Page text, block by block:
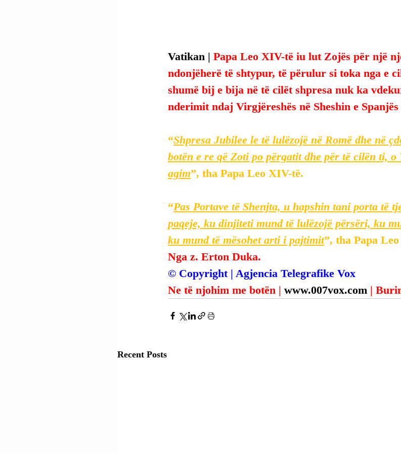
Vatikan | Papa Leo XIV-të iu lut Zojës për një
ndonjëherë të shtypur, të përulur si toka nga e
shumë bij e bija në të cilët shpresa nuk ka
nderimit ndaj Virgjëreshës në Sheshin e Spanjës
“Shpresa Jubilee le të lulëzojë në Romë dhe në
botën e re që Zoti po përgatit dhe për të cilën ti,
agim”, tha Papa Leo XIV-të.
“Pas Portave të Shenjta, u hapshin tani porta të
paqeje, ku dinjiteti mund të lulëzojë përsëri, ku
ku mund të mësohet arti i pajtimit”, tha Papa
Nga z. Erton Duka.
© Copyright | Agjencia Telegrafike Vox
Ne të njohim me botën | www.007vox.com |
Recent Posts